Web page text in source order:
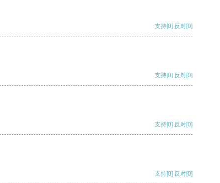
支持[0] 反对[0]
支持[0] 反对[0]
支持[0] 反对[0]
支持[0] 反对[0]